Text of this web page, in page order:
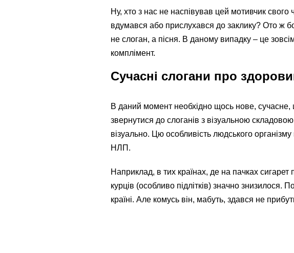
Ну, хто з нас не наспівував цей мотивчик свого
вдумався або прислухався до заклику? Ото ж
не слоган, а пісня. В даному випадку – це
комплімент.
Сучасні слогани про
В даний момент необхідно щось нове,
звернутися до слоганів з візуальною
візуально. Цю особливість людського
НЛП.
Наприклад, в тих країнах, де на пачках сигарет
курців (особливо підлітків) значно знизилося.
країні. Але комусь він, мабуть, здався не